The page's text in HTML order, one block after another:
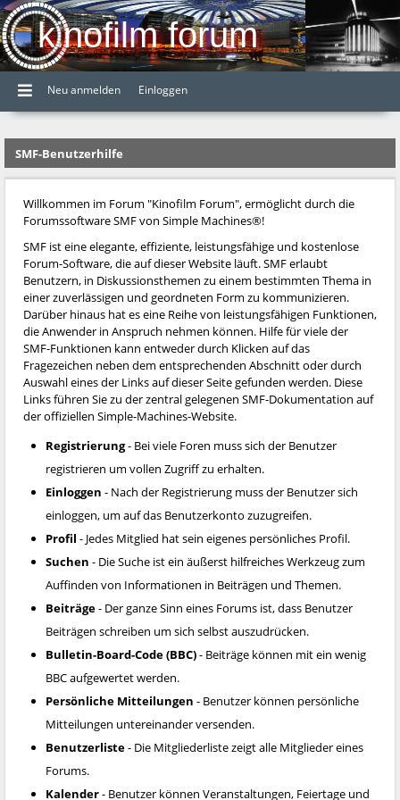
kinofilm forum
Neu anmelden Einloggen
SMF-Benutzerhilfe
Willkommen im Forum "Kinofilm Forum", ermöglicht durch die
Forumssoftware SMF von Simple Machines®!
SMF ist eine elegante, effiziente, leistungsfähige und kostenlose
Forum-Software, die auf dieser Website läuft. SMF erlaubt
Benutzern, in Diskussionsthemen zu einem bestimmten Thema in
einer zuverlässigen und geordneten Form zu kommunizieren.
Darüber hinaus hat es eine Reihe von leistungsfähigen Funktionen,
die Anwender in Anspruch nehmen können. Hilfe für viele der
SMF-Funktionen kann entweder durch Klicken auf das
Fragezeichen neben dem entsprechenden Abschnitt oder durch
Auswahl eines der Links auf dieser Seite gefunden werden. Diese
Links führen Sie zu der zentral gelegenen SMF-Dokumentation auf
der offiziellen Simple-Machines-Website.
Registrierung- Bei viele Foren muss sich der Benutzer
registrieren um vollen Zugriff zu erhalten.
Einloggen - Nach der Registrierung muss der Benutzer sich
einloggen, um auf das Benutzerkonto zuzugreifen.
Profil - Jedes Mitglied hat sein eigenes persönliches Profil.
Suchen - Die Suche ist ein äußerst hilfreiches Werkzeug zum
Auffinden von Informationen in Beiträgen und Themen.
Beiträge- Der ganze Sinn eines Forums ist, dass Benutzer
Beiträgen schreiben um sich selbst auszudrücken.
Bulletin-Board-Code (BBC)- Beiträge können mit ein wenig
BBC aufgewertet werden.
Persönliche Mitteilungen - Benutzer können persönliche
Mitteilungen untereinander versenden.
Benutzerliste- Die Mitgliederliste zeigt alle Mitglieder eines
Forums.
Kalender- Benutzer können Veranstaltungen, Feiertage und